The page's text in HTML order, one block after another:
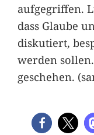
aufgegriffen.
dass Glaube
diskutiert,
werden
geschehen.